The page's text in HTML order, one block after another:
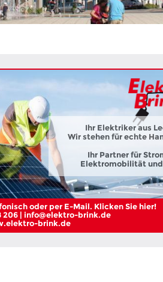
Ihr Elektriker aus
Wir stehen für echte
Ihr Partner für
Elektromobilität
oder per E-Mail. Klicken Sie hier!
206 | info@elektro-brink.de
brink.de